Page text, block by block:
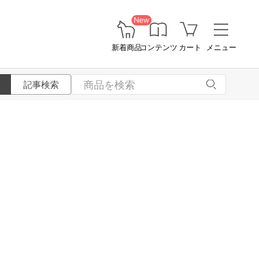
New
新着商品コンテンツ カート メニュー
記事検索